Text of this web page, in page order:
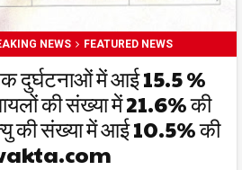
NEWS FEATURED NEWS
दुर्घटनाओं में आई 15.5 %
की संख्या में 21.6% की
की संख्या में आई 10.5% की